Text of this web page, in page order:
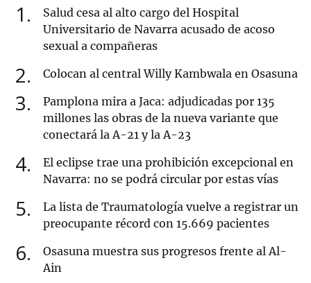
1
Salud cesa al alto cargo del Hospital
Universitario de Navarra acusado de acoso
sexual a compañeras
2 Colocan al central Willy Kambwala en Osasuna
3
Pamplona mira a Jaca: adjudicadas por 135
millones las obras de la nueva variante que
conectará la A-21 y la A-23
4
El eclipse trae una prohibición excepcional en
Navarra: no se podrá circular por estas vías
5
La lista de Traumatología vuelve a registrar un
preocupante récord con 15.669 pacientes
6
Osasuna muestra sus progresos frente al Al-
Ain